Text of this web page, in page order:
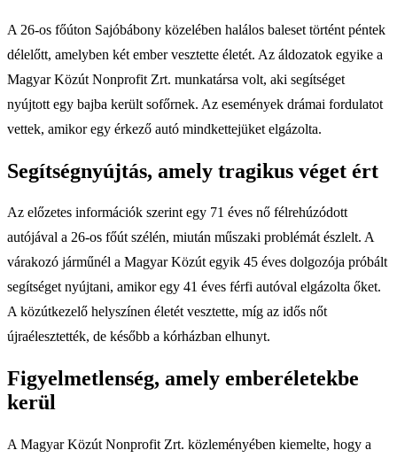
A 26-os főúton Sajóbábony közelében halálos baleset történt péntek
délelőtt, amelyben két ember vesztette életét. Az áldozatok egyike a
Magyar Közút Nonprofit Zrt. munkatársa volt, aki segítséget
nyújtott egy bajba került sofőrnek. Az események drámai fordulatot
vettek, amikor egy érkező autó mindkettejüket elgázolta.
Segítségnyújtás, amely tragikus véget ért
Az előzetes információk szerint egy 71 éves nő félrehúzódott
autójával a 26-os főút szélén, miután műszaki problémát észlelt. A
várakozó járműnél a Magyar Közút egyik 45 éves dolgozója próbált
segítséget nyújtani, amikor egy 41 éves férfi autóval elgázolta őket.
A közútkezelő helyszínen életét vesztette, míg az idős nőt
újraélesztették, de később a kórházban elhunyt.
Figyelmetlenség, amely emberéletekbe
kerül
A Magyar Közút Nonprofit Zrt. közleményében kiemelte, hogy a